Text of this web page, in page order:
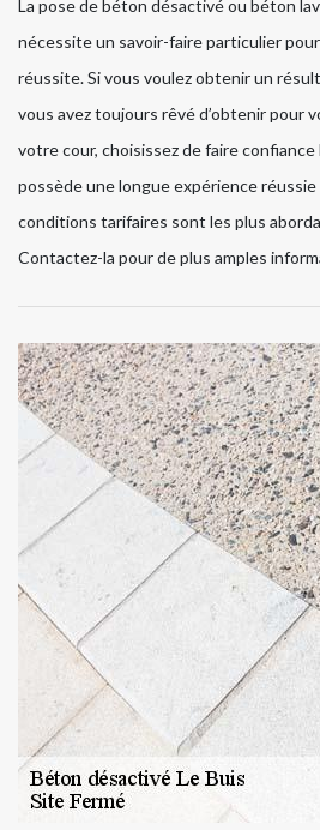
La pose de béton désactivé ou béton
nécessite un savoir-faire particulier
réussite. Si vous voulez obtenir un
vous avez toujours rêvé d’obtenir pour
votre cour, choisissez de faire confiance
possède une longue expérience
conditions tarifaires sont les plus
Contactez-la pour de plus amples